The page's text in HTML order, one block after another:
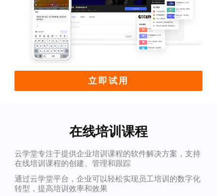
立即试用
在线培训课程
云学堂专注于提供企业培训课程的软件解决方案，支持
在线培训课程的创建、管理和跟踪
通过云学堂平台，企业可以轻松实现员工培训的数字化
转型，提高培训效率和效果